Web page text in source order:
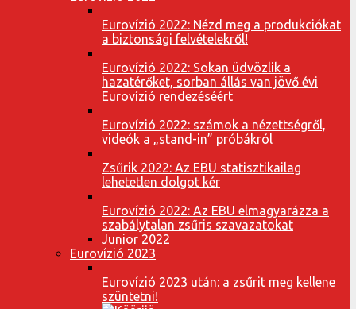
Eurovízió 2022: Nézd meg a produkciókat
a biztonsági felvételekről!
Eurovízió 2022: Sokan üdvözlik a
hazatérőket, sorban állás van jövő évi
Eurovízió rendezéséért
Eurovízió 2022: számok a nézettségről,
videók a „stand-in” próbákról
Zsűrik 2022: Az EBU statisztikailag
lehetetlen dolgot kér
Eurovízió 2022: Az EBU elmagyarázza a
szabálytalan zsűris szavazatokat
Junior 2022
Eurovízió 2023
Eurovízió 2023 után: a zsűrit meg kellene
szüntetni!